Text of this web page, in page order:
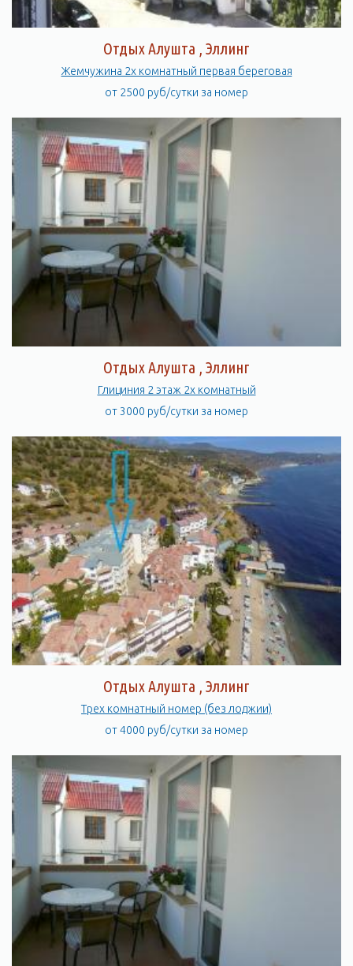
Отдых Алушта , Эллинг
Жемчужина 2х комнатный первая береговая
от 2500 руб/сутки за номер
Отдых Алушта , Эллинг
Глициния 2 этаж 2х комнатный
от 3000 руб/сутки за номер
Отдых Алушта , Эллинг
Трех комнатный номер (без лоджии)
от 4000 руб/сутки за номер